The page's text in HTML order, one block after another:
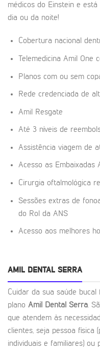
médicos do Einstein e
dia ou da noite!
Cobertura nacional
Telemedicina Amil One
Planos com ou sem
Rede credenciada de
Amil Resgate
Até 3 níveis de
Assistência viagem de
Acesso as Embaixadas
Cirurgia oftalmológica
Sessões extras de
do Rol da ANS
Acesso aos melhores
AMIL DENTAL SERRA
Cuidar da sua saúde
plano Amil Dental Serra.
que atendem às
clientes, seja pessoa física
individuais e familiares) ou